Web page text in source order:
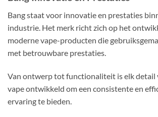
Bang staat voor innovatie en prestaties
industrie. Het merk richt zich op het
moderne vape-producten die
met betrouwbare prestaties.
Van ontwerp tot functionaliteit is elk detail
vape ontwikkeld om een consistente en
ervaring te bieden.